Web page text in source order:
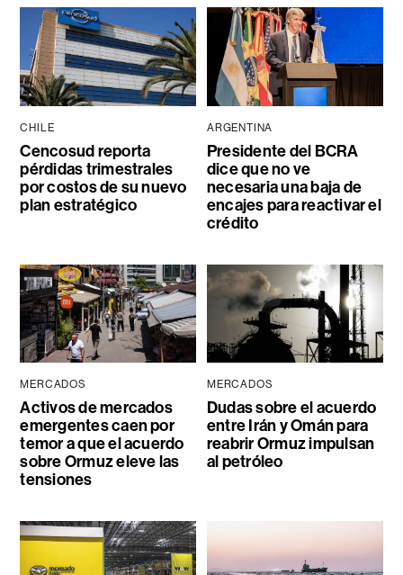
CHILE
Cencosud reporta
pérdidas trimestrales
por costos de su nuevo
plan estratégico
ARGENTINA
Presidente del BCRA
dice que no ve
necesaria una baja de
encajes para reactivar el
crédito
MERCADOS
Activos de mercados
emergentes caen por
temor a que el acuerdo
sobre Ormuz eleve las
tensiones
MERCADOS
Dudas sobre el acuerdo
entre Irán y Omán para
reabrir Ormuz impulsan
al petróleo